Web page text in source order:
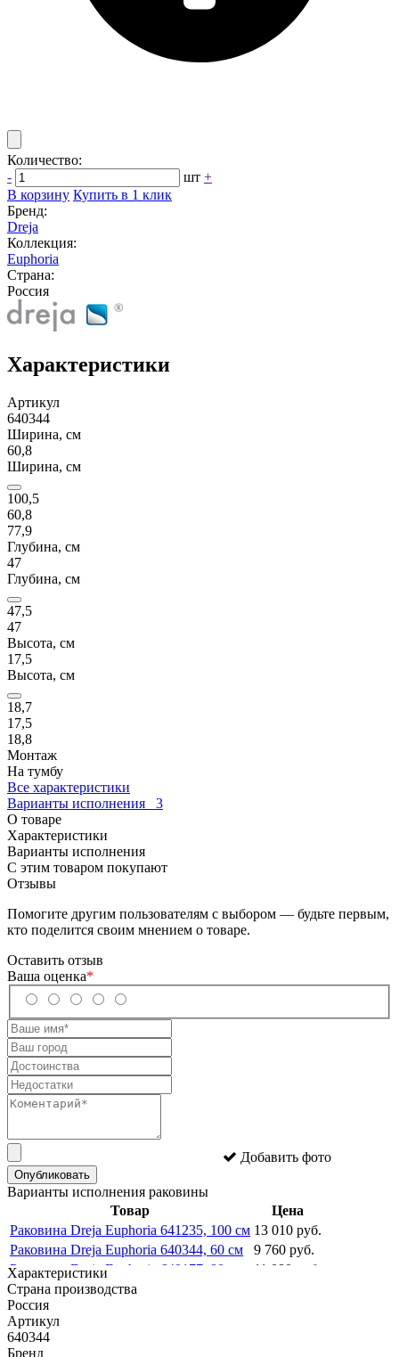
Количество:
-
шт +
В корзину Купить в 1 клик
Бренд:
Dreja
Коллекция:
Euphoria
Страна:
Россия
Характеристики
Артикул
640344
Ширина, см
60,8
Ширина, см
100,5
60,8
77,9
Глубина, см
47
Глубина, см
47,5
47
Высота, см
17,5
Высота, см
18,7
17,5
18,8
Монтаж
На тумбу
Все характеристики
Варианты исполнения 3
О товаре
Характеристики
Варианты исполнения
С этим товаром покупают
Отзывы
Помогите другим пользователям с выбором — будьте первым,
кто поделится своим мнением о товаре.
Оставить отзыв
Ваша оценка*
Добавить фото
Опубликовать
Варианты исполнения раковины
Товар
Цена
Раковина Dreja Euphoria 641235, 100 см 13 010 руб.
Раковина Dreja Euphoria 640344, 60 см
9 760 руб.
Раковина Dreja Euphoria 640177, 80 см
11 080 руб.
Характеристики
Страна производства
Россия
Артикул
640344
Бренд